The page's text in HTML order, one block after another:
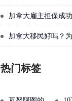
加拿大雇主担保成
加拿大移民好吗？
热门标签